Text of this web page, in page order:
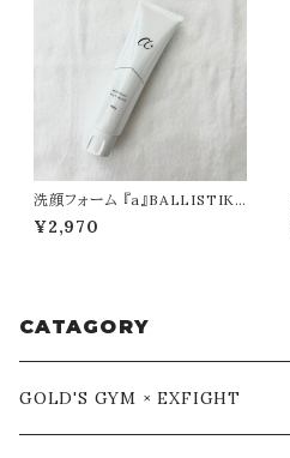
洗顔フォーム 『a』BALLISTIK
BOYZ RYUTA ＆ MASA pro
duce
¥2,970
CATAGORY
GOLD'S GYM × EXFIGHT